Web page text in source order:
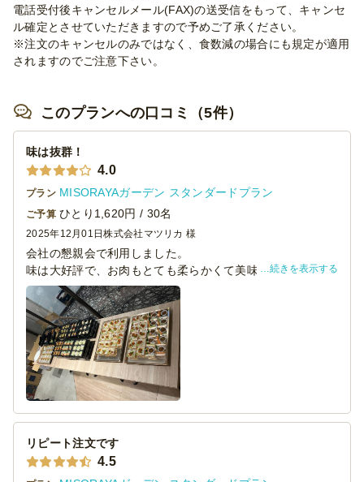
電話受付後キャンセルメール(FAX)の送受信をもって、キャンセ
ル確定とさせていただきますので予めご了承ください。
※注文のキャンセルのみではなく、食数減の場合にも規定が適用
されますのでご注意下さい。
このプランへの口コミ（5件）
味は抜群！
4.0
プラン MISORAYAガーデン スタンダードプラン
ご予算 ひとり1,620円 / 30名
2025年12月01日株式会社マツリカ 様
会社の懇親会で利用しました。
味は大好評で、お肉もとても柔らかくて美味しかったで
す！
ボリュームが控えめなので、食事を多めに摂りたい場合は
ちょっと物足りなさを感じるかもです。
今回は、男性メンバーが多くお肉とご飯があっという間に
なくなり、野菜が残っていました。
（ローストポークを2kg急遽デリバリー手配して凌ぎまし
た）
だこうと思います＾＾
続きを表示する
リピート注文です
4.5